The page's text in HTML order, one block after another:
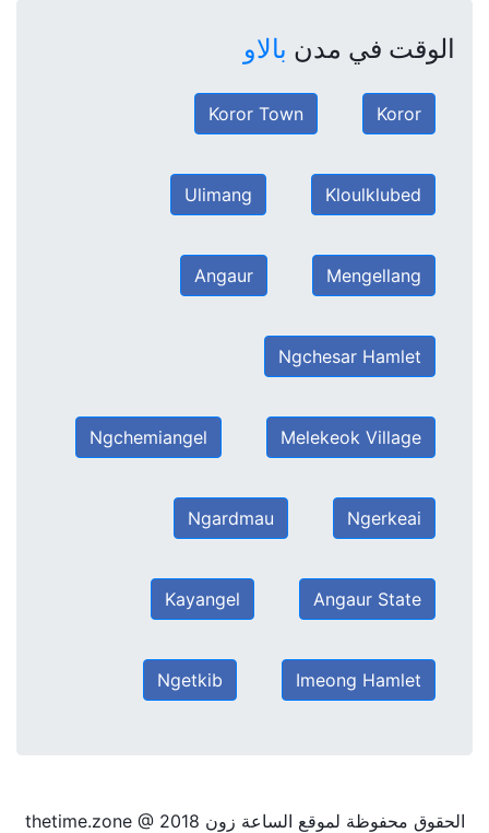
الوقت في مدن بالاو
Koror
Koror Town
Kloulklubed
Ulimang
Mengellang
Angaur
Ngchesar Hamlet
Melekeok Village
Ngchemiangel
Ngerkeai
Ngardmau
Angaur State
Kayangel
Imeong Hamlet
Ngetkib
الحقوق محفوظة لموقع الساعة زون thetime.zone @ 2018